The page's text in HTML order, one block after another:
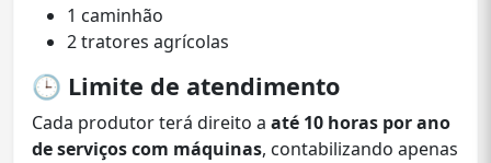
1 caminhão
2 tratores agrícolas
🕒 Limite de atendimento
Cada produtor terá direito a até 10 horas por ano
de serviços com máquinas, contabilizando apenas